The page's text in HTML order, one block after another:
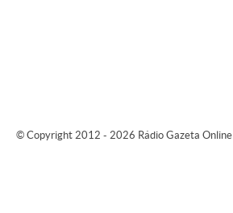
© Copyright 2012 - 2026 Rádio Gazeta Online